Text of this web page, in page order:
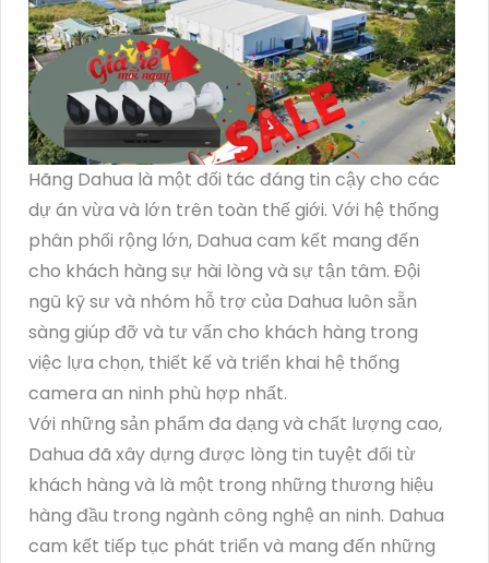
Hãng Dahua là một đối tác đáng tin cậy cho các
dự án vừa và lớn trên toàn thế giới. Với hệ thống
phân phối rộng lớn, Dahua cam kết mang đến
cho khách hàng sự hài lòng và sự tận tâm. Đội
ngũ kỹ sư và nhóm hỗ trợ của Dahua luôn sẵn
sàng giúp đỡ và tư vấn cho khách hàng trong
việc lựa chọn, thiết kế và triển khai hệ thống
camera an ninh phù hợp nhất.
Với những sản phẩm đa dạng và chất lượng cao,
Dahua đã xây dựng được lòng tin tuyệt đối từ
khách hàng và là một trong những thương hiệu
hàng đầu trong ngành công nghệ an ninh. Dahua
cam kết tiếp tục phát triển và mang đến những